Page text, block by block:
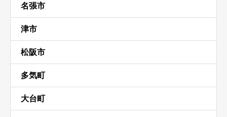
名張市
津市
松阪市
多気町
大台町